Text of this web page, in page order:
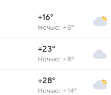
+16°
Ночью: +6°
+23°
Ночью: +8°
+28°
Ночью: +14°